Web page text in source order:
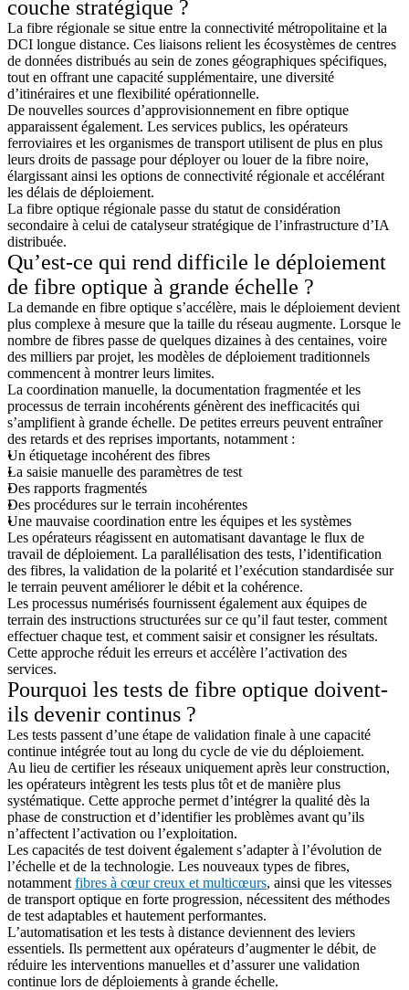
couche stratégique ?
La fibre régionale se situe entre la connectivité métropolitaine et la
DCI longue distance. Ces liaisons relient les écosystèmes de centres
de données distribués au sein de zones géographiques spécifiques,
tout en offrant une capacité supplémentaire, une diversité
d’itinéraires et une flexibilité opérationnelle.
De nouvelles sources d’approvisionnement en fibre optique
apparaissent également. Les services publics, les opérateurs
ferroviaires et les organismes de transport utilisent de plus en plus
leurs droits de passage pour déployer ou louer de la fibre noire,
élargissant ainsi les options de connectivité régionale et accélérant
les délais de déploiement.
La fibre optique régionale passe du statut de considération
secondaire à celui de catalyseur stratégique de l’infrastructure d’IA
distribuée.
Qu’est-ce qui rend difficile le déploiement
de fibre optique à grande échelle ?
La demande en fibre optique s’accélère, mais le déploiement devient
plus complexe à mesure que la taille du réseau augmente. Lorsque le
nombre de fibres passe de quelques dizaines à des centaines, voire
des milliers par projet, les modèles de déploiement traditionnels
commencent à montrer leurs limites.
La coordination manuelle, la documentation fragmentée et les
processus de terrain incohérents génèrent des inefficacités qui
s’amplifient à grande échelle. De petites erreurs peuvent entraîner
des retards et des reprises importants, notamment :
Un étiquetage incohérent des fibres
La saisie manuelle des paramètres de test
Des rapports fragmentés
Des procédures sur le terrain incohérentes
Une mauvaise coordination entre les équipes et les systèmes
Les opérateurs réagissent en automatisant davantage le flux de
travail de déploiement. La parallélisation des tests, l’identification
des fibres, la validation de la polarité et l’exécution standardisée sur
le terrain peuvent améliorer le débit et la cohérence.
Les processus numérisés fournissent également aux équipes de
terrain des instructions structurées sur ce qu’il faut tester, comment
effectuer chaque test, et comment saisir et consigner les résultats.
Cette approche réduit les erreurs et accélère l’activation des
services.
Pourquoi les tests de fibre optique doivent-
ils devenir continus ?
Les tests passent d’une étape de validation finale à une capacité
continue intégrée tout au long du cycle de vie du déploiement.
Au lieu de certifier les réseaux uniquement après leur construction,
les opérateurs intègrent les tests plus tôt et de manière plus
systématique. Cette approche permet d’intégrer la qualité dès la
phase de construction et d’identifier les problèmes avant qu’ils
n’affectent l’activation ou l’exploitation.
Les capacités de test doivent également s’adapter à l’évolution de
l’échelle et de la technologie. Les nouveaux types de fibres,
notamment fibres à cœur creux et multicœurs, ainsi que les vitesses
de transport optique en forte progression, nécessitent des méthodes
de test adaptables et hautement performantes.
L’automatisation et les tests à distance deviennent des leviers
essentiels. Ils permettent aux opérateurs d’augmenter le débit, de
réduire les interventions manuelles et d’assurer une validation
continue lors de déploiements à grande échelle.